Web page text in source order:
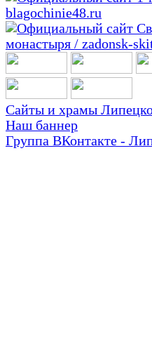
Сайты и храмы
Наш баннер
Группа ВКонтакте -